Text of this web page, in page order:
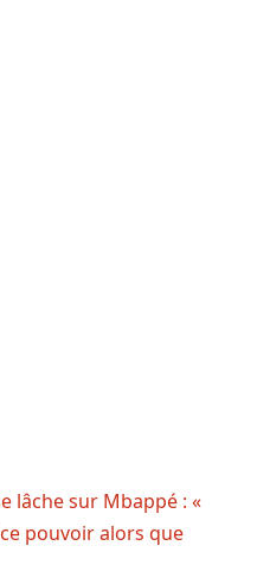
lâche sur Mbappé : «
pouvoir alors que